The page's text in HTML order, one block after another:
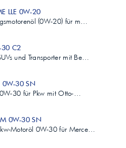
LLE 0W-20
(0W-20) für m…
30 C2
und Transporter mit Be…
0W-30 SN
0W-30 für Pkw mit Otto-…
0W-30 SN
Motoröl 0W-30 für Merce…